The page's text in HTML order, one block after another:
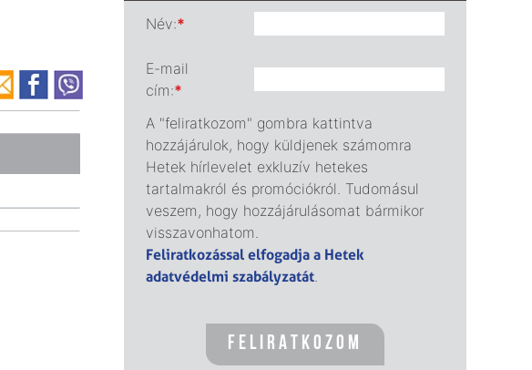
Név:*
E-mail
cím:*
A "feliratkozom" gombra kattintva
hozzájárulok, hogy küldjenek számomra
Hetek hírlevelet exkluzív hetekes
tartalmakról és promóciókról. Tudomásul
veszem, hogy hozzájárulásomat bármikor
visszavonhatom.
Feliratkozással elfogadja a Hetek
adatvédelmi szabályzatát.